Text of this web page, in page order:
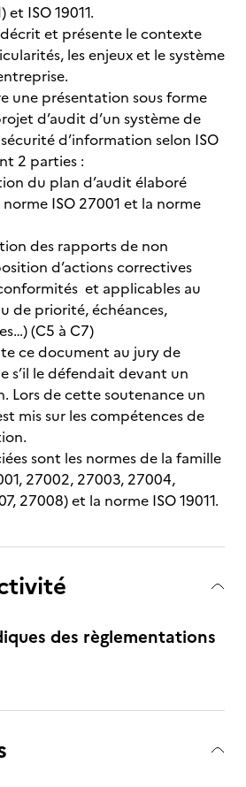
et ISO 19011.
décrit et présente le contexte
les enjeux et le système
une présentation sous forme
d’audit d’un système de
d’information selon ISO
2 parties :
du plan d’audit élaboré
ISO 27001 et la norme
des rapports de non
d’actions correctives
et applicables au
de priorité, échéances,
(C5 à C7)
ce document au jury de
s’il le défendait devant un
Lors de cette soutenance un
mis sur les compétences de
sont les normes de la famille
27002, 27003, 27004,
27008) et la norme ISO 19011.
des règlementations